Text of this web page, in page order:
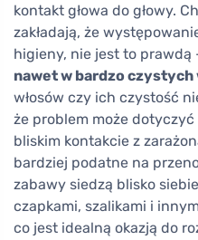
kontakt głowa do głowy.
zakładają, że
higieny, nie jest to prawdą
nawet w bardzo czystych
włosów czy ich czystość
że problem może
bliskim kontakcie z
bardziej podatne na
zabawy siedzą blisko
czapkami, szalikami i
co jest idealną okazją do